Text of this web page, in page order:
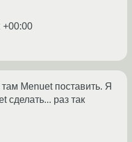
+00:00
Menuet поставить. Я
сделать... раз так